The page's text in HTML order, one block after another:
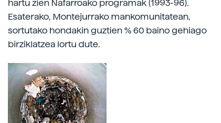
hartu zien Nafarroako programak (1993-96).
Esaterako, Montejurrako mankomunitatean,
sortutako hondakin guztien % 60 baino gehiago
birziklatzea lortu dute.